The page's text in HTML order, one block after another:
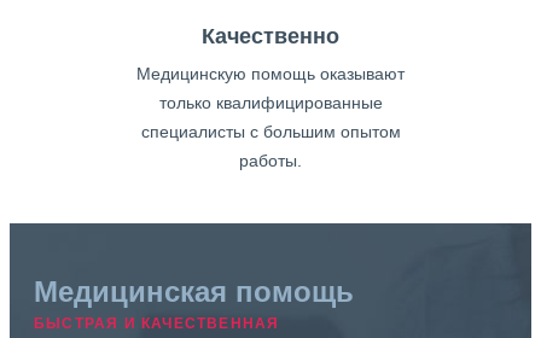
Качественно
Медицинскую помощь оказывают
только квалифицированные
специалисты с большим опытом
работы.
Медицинская помощь
БЫСТРАЯ И КАЧЕСТВЕННАЯ